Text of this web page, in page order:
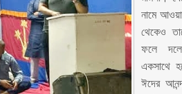
নামে
থেকেও
ফলে
একসাথে
ঈদের